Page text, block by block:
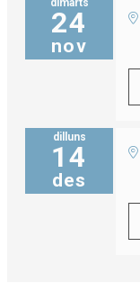
24
nov
dilluns
14
des